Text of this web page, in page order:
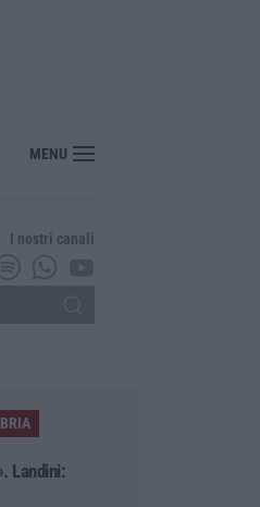
ancora: fermato
MENU
I nostri canali
Landini: